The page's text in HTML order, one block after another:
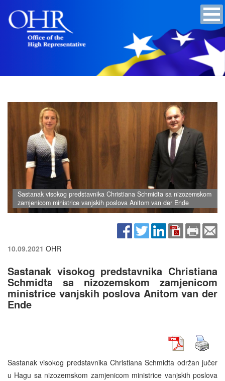
Sastanak visokog predstavnika Christiana Schmidta sa nizozemskom
zamjenicom ministrice vanjskih poslova Anitom van der Ende
10.09.2021 OHR
Sastanak visokog predstavnika Christiana
Schmidta sa nizozemskom zamjenicom
ministrice vanjskih poslova Anitom van der
Ende
Sastanak visokog predstavnika Christiana Schmidta održan jučer
u Hagu sa nizozemskom zamjenicom ministrice vanjskih poslova